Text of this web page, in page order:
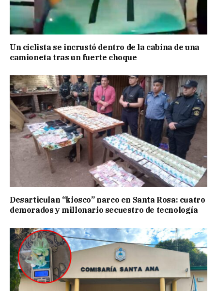
Un ciclista se incrustó dentro de la cabina de una
camioneta tras un fuerte choque
Desarticulan “kiosco” narco en Santa Rosa: cuatro
demorados y millonario secuestro de tecnología